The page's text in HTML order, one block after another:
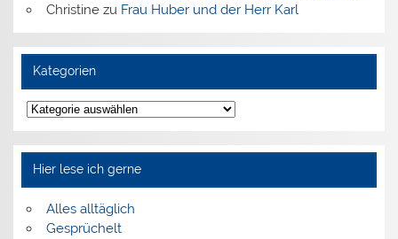
Christinezu Frau Huber und der Herr Karl
Kategorien
Kategorien
Hier lese ich gerne
Alles alltäglich
Gesprüchelt